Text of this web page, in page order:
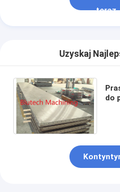
teraz
Uzyskaj
do